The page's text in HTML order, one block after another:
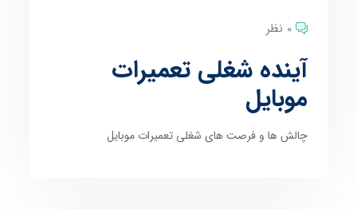
0 نظر
آینده شغلی تعمیرات
موبایل
چالش ها و فرصت های شغلی تعمیرات موبایل